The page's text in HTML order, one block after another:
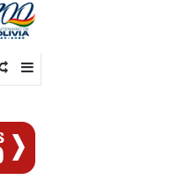
Barra
Publicación
azar